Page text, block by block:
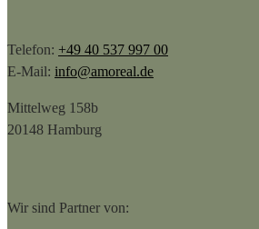
Telefon: +49 40 537 997 00
E-Mail: info@amoreal.de
Mittelweg 158b
20148 Hamburg
Wir sind Partner von: